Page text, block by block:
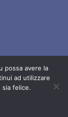
possa avere la
ad utilizzare
sia felice.